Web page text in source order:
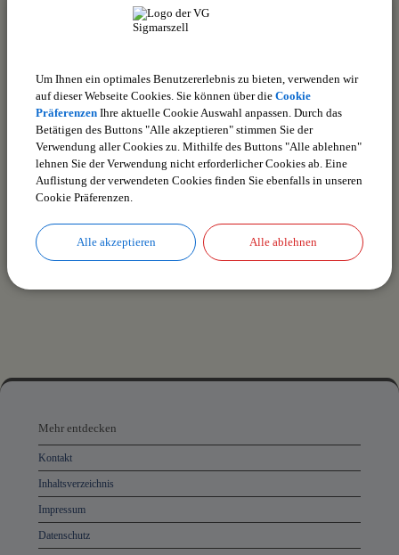
bis:
Es wurden keine Veranstaltungen gefunden.
drucken nach oben
entdecken,
Öffnungszeiten
und
Anschrift
und
Kontakt
Mehr entdecken
Kontakt
Inhaltsverzeichnis
Impressum
Datenschutz
Um Ihnen ein optimales Benutzererlebnis zu bieten, verwenden wir
auf dieser Webseite Cookies. Sie können über die Cookie
Präferenzen Ihre aktuelle Cookie Auswahl anpassen. Durch das
Betätigen des Buttons "Alle akzeptieren" stimmen Sie der
Verwendung aller Cookies zu. Mithilfe des Buttons "Alle ablehnen"
lehnen Sie der Verwendung nicht erforderlicher Cookies ab. Eine
Auflistung der verwendeten Cookies finden Sie ebenfalls in unseren
Cookie Präferenzen.
Alle akzeptieren Alle ablehnen